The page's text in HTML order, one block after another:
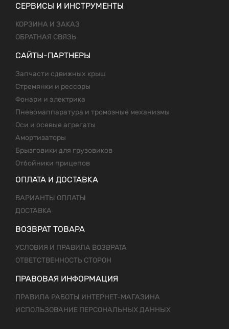
СЕРВИСЫ И ИНСТРУМЕНТЫ
КОРЗИНА И ЗАКАЗ
ОБРАТНАЯ СВЯЗЬ
САЙТЫ-ПАРТНЕРЫ
Запчасти сдвижных крыш
Стремянки и рессоры
Фонари и электрика
Пневомаппаратура и тромозные механизмы
Оси и осевые агрегаты
Амортизаторы
Брызговики для грузовиков
Отбойники прицепов
ОПЛАТА И ДОСТАВКА
ВАРИАНТЫ ОПЛАТЫ
ДОСТАВКА
ВОЗВРАТ ТОВАРА
УСЛОВИЯ И ПРАВИЛА ВОЗВРАТА
ОТВЕТСТВЕННОСТЬ СТОРОН
ПРАВОВАЯ ИНФОРМАЦИЯ
ПРАВИЛА РАБОТЫ ИНТЕРНЕТ-МАГАЗИНА
ИСПОЛЬЗОВАНИЕ ПЕРСОНАЛЬНЫХ ДАННЫХ